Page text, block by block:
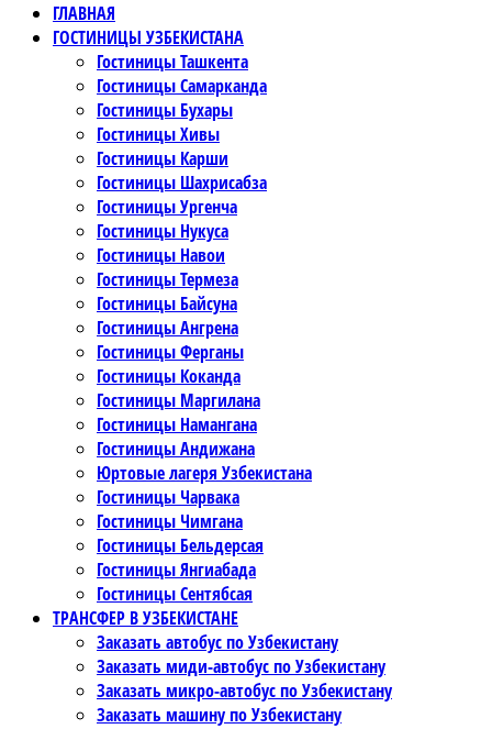
ГЛАВНАЯ
ГОСТИНИЦЫ УЗБЕКИСТАНА
Гостиницы Ташкента
Гостиницы Самарканда
Гостиницы Бухары
Гостиницы Хивы
Гостиницы Карши
Гостиницы Шахрисабза
Гостиницы Ургенча
Гостиницы Нукуса
Гостиницы Навои
Гостиницы Термеза
Гостиницы Байсуна
Гостиницы Ангрена
Гостиницы Ферганы
Гостиницы Коканда
Гостиницы Маргилана
Гостиницы Намангана
Гостиницы Андижана
Юртовые лагеря Узбекистана
Гостиницы Чарвака
Гостиницы Чимгана
Гостиницы Бельдерсая
Гостиницы Янгиабада
Гостиницы Сентябсая
ТРАНСФЕР В УЗБЕКИСТАНЕ
Заказать автобус по Узбекистану
Заказать миди-автобус по Узбекистану
Заказать микро-автобус по Узбекистану
Заказать машину по Узбекистану